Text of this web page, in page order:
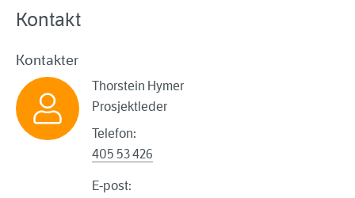
Kontakt
Kontakter
Thorstein Hymer
Prosjektleder
Telefon:
405 53 426
E-post: